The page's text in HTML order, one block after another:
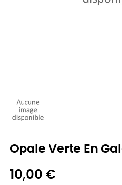
Opale Verte En
10,00 €